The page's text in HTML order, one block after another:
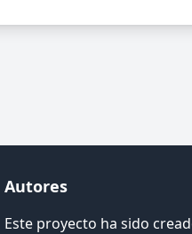
Autores
Este proyecto ha sido